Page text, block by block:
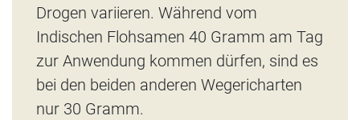
Drogen variieren. Während vom
Indischen Flohsamen 40 Gramm am Tag
zur Anwendung kommen dürfen, sind es
bei den beiden anderen Wegericharten
nur 30 Gramm.